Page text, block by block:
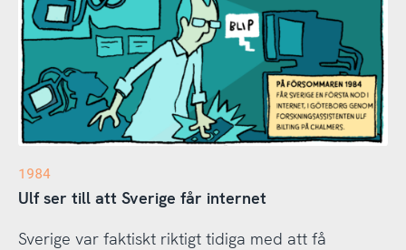
1984
Ulf ser till att Sverige får internet
Sverige var faktiskt riktigt tidiga med att få